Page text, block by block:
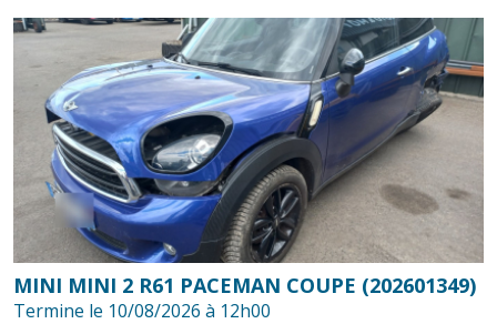
MINI MINI 2 R61 PACEMAN COUPE (202601349)
Termine le 10/08/2026 à 12h00